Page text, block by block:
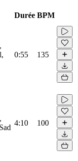
Durée BPM
0:55 135
4:10 100